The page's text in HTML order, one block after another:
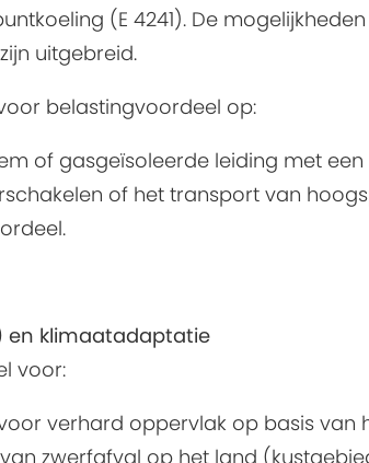
(E 4241). De
uitgebreid.
belastingvoordeel op:
of gasgeïsoleerde leiding met een
of het transport van
en klimaatadaptatie
voor:
verhard oppervlak op basis van
zwerfafval op het land